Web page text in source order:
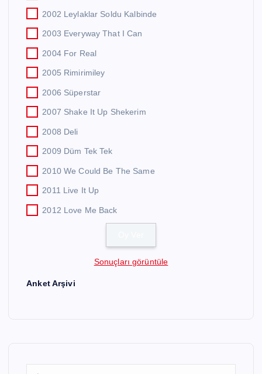
2002 Leylaklar Soldu Kalbinde
2003 Everyway That I Can
2004 For Real
2005 Rimirimiley
2006 Süperstar
2007 Shake It Up Shekerim
2008 Deli
2009 Düm Tek Tek
2010 We Could Be The Same
2011 Live It Up
2012 Love Me Back
Sonuçları görüntüle
Anket Arşivi